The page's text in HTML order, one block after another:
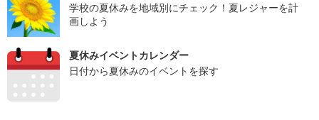
学校の夏休みを地域別にチェック！夏レジャーを計
画しよう
夏休みイベントカレンダー
日付から夏休みのイベントを探す